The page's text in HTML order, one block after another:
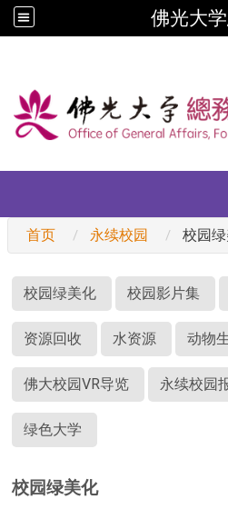
佛光大
首页 永续校园 校园
校园绿美化 校园影片集
资源回收 水资源 动物
佛大校园VR导览 永续校园
绿色大学
校园绿美化